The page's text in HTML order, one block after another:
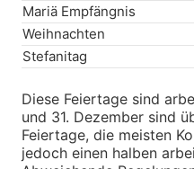
Mariä Empfängnis
Weihnachten
Stefanitag
Diese Feiertage sind
und 31. Dezember sind
Feiertage, die meisten
jedoch einen halben